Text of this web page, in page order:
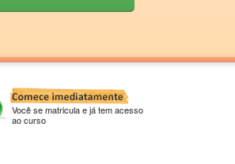
Você se matricula e já tem acesso
ao curso